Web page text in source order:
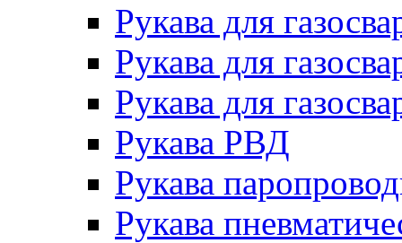
Рукава для
Рукава для
Рукава для
Рукава РВД
Рукава
Рукава